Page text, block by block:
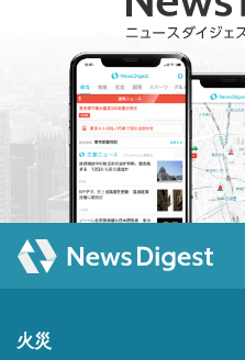
火災